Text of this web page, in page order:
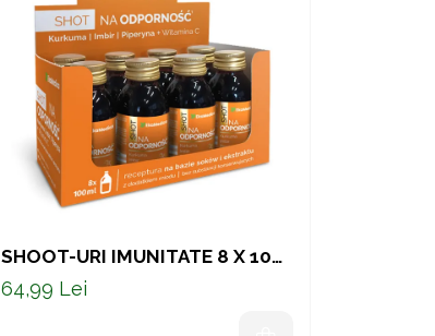
SHOOT-URI IMUNITATE 8 X 100
ML
64,99 Lei